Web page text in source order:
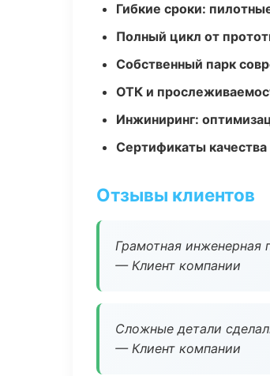
Гибкие сроки:
Полный цикл от
Собственный парк
ОТК и
Инжиниринг:
Сертификаты качества
Отзывы клиентов
Грамотная инженерная
— Клиент компании
Сложные детали
— Клиент компании